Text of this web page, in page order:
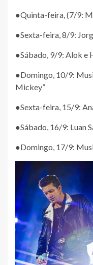
●Quinta-feira, (7/9:
●Sexta-feira, 8/9:
●Sábado, 9/9: Alok e
●Domingo, 10/9:
Mickey”
●Sexta-feira, 15/9:
●Sábado, 16/9: Luan
●Domingo, 17/9: